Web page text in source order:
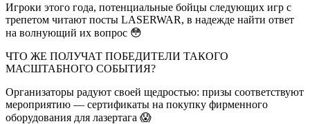
Игроки этого года, потенциальные бойцы следующих игр с
трепетом читают посты LASERWAR, в надежде найти ответ
на волнующий их вопрос 😳
ЧТО ЖЕ ПОЛУЧАТ ПОБЕДИТЕЛИ ТАКОГО
МАСШТАБНОГО СОБЫТИЯ?
Организаторы радуют своей щедростью: призы соответствуют
мероприятию — сертификаты на покупку фирменного
оборудования для лазертага 😱